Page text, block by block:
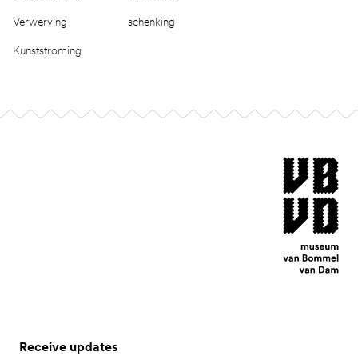
Verwerving schenking
Kunststroming
museum van
Receive updates